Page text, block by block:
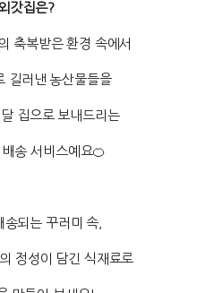
갓집은?
축복받은 환경 속에서
길러낸 농산물들을
집으로 보내드리는
송 서비스예요🍊
송되는 꾸러미 속,
정성이 담긴 식재료로